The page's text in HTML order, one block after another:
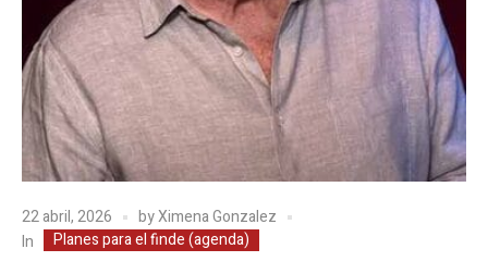
22 abril, 2026 byXimena Gonzalez
In
Planes para el finde (agenda)